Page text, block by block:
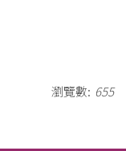
瀏覽數: 655